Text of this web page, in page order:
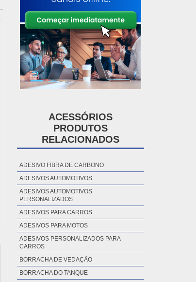
ACESSÓRIOS
PRODUTOS
RELACIONADOS
ADESIVO FIBRA DE CARBONO
ADESIVOS AUTOMOTIVOS
ADESIVOS AUTOMOTIVOS
PERSONALIZADOS
ADESIVOS PARA CARROS
ADESIVOS PARA MOTOS
ADESIVOS PERSONALIZADOS PARA
CARROS
BORRACHA DE VEDAÇÃO
BORRACHA DO TANQUE